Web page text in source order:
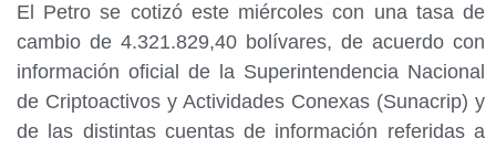
El Petro se cotizó este miércoles con una tasa de
cambio de 4.321.829,40 bolívares, de acuerdo con
información oficial de la Superintendencia Nacional
de Criptoactivos y Actividades Conexas (Sunacrip) y
de las distintas cuentas de información referidas a